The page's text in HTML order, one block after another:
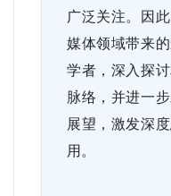
广泛关注。因
媒体领域带来
学者，深入探
脉络，并进一
展望，激发深
用。